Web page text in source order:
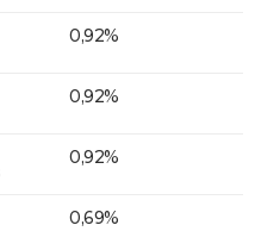
0,92%
0,92%
0,92%
0,69%